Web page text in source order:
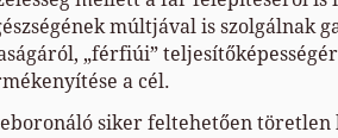
múltjával is szolgálnak
„férfiúi”
a cél.
siker feltehetően töretlen